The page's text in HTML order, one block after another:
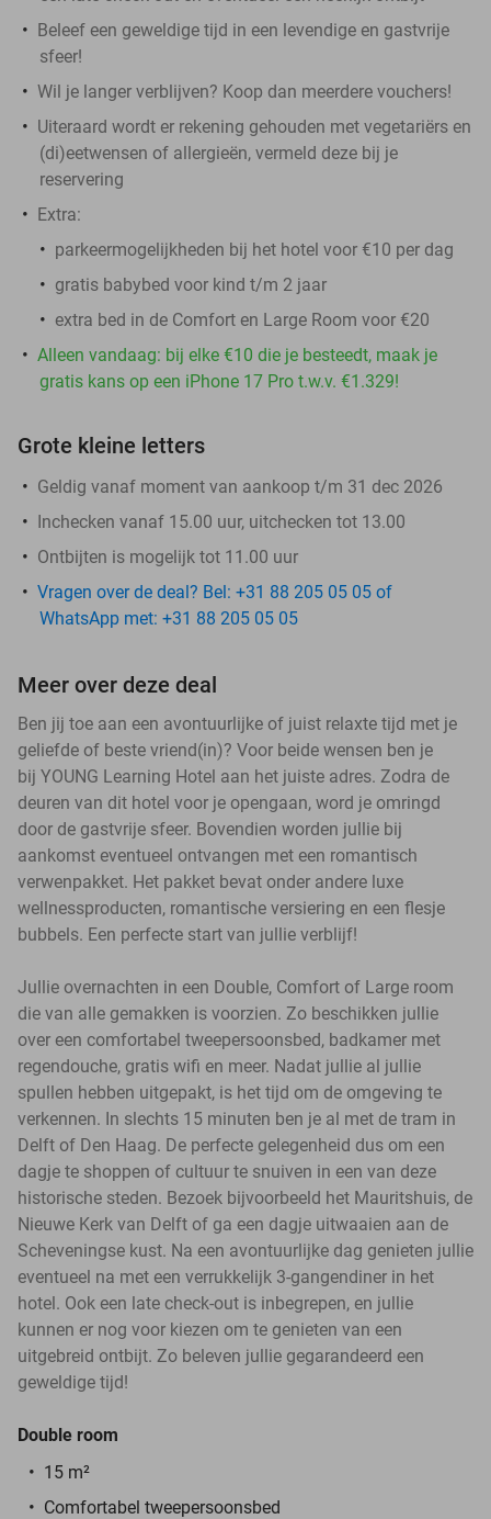
Beleef een geweldige tijd in een levendige en gastvrije
sfeer!
Wil je langer verblijven? Koop dan meerdere vouchers!
Uiteraard wordt er rekening gehouden met vegetariërs en
(di)eetwensen of allergieën, vermeld deze bij je
reservering
Extra:
parkeermogelijkheden bij het hotel voor €10 per dag
gratis babybed voor kind t/m 2 jaar
extra bed in de Comfort en Large Room voor €20
Alleen vandaag: bij elke €10 die je besteedt, maak je
gratis kans op een iPhone 17 Pro t.w.v. €1.329!
Grote kleine letters
Geldig vanaf moment van aankoop t/m 31 dec 2026
Inchecken vanaf 15.00 uur, uitchecken tot 13.00
Ontbijten is mogelijk tot 11.00 uur
Vragen over de deal? Bel: +31 88 205 05 05 of
WhatsApp met: +31 88 205 05 05
Meer over deze deal
Ben jij toe aan een avontuurlijke of juist relaxte tijd met je
geliefde of beste vriend(in)? Voor beide wensen ben je
bij YOUNG Learning Hotel aan het juiste adres. Zodra de
deuren van dit hotel voor je opengaan, word je omringd
door de gastvrije sfeer. Bovendien worden jullie bij
aankomst eventueel ontvangen met een romantisch
verwenpakket. Het pakket bevat onder andere luxe
wellnessproducten, romantische versiering en een flesje
bubbels. Een perfecte start van jullie verblijf!
Jullie overnachten in een Double, Comfort of Large room
die van alle gemakken is voorzien. Zo beschikken jullie
over een comfortabel tweepersoonsbed, badkamer met
regendouche, gratis wifi en meer. Nadat jullie al jullie
spullen hebben uitgepakt, is het tijd om de omgeving te
verkennen. In slechts 15 minuten ben je al met de tram in
Delft of Den Haag. De perfecte gelegenheid dus om een
dagje te shoppen of cultuur te snuiven in een van deze
historische steden. Bezoek bijvoorbeeld het Mauritshuis, de
Nieuwe Kerk van Delft of ga een dagje uitwaaien aan de
Scheveningse kust. Na een avontuurlijke dag genieten jullie
eventueel na met een verrukkelijk 3-gangendiner in het
hotel. Ook een late check-out is inbegrepen, en jullie
kunnen er nog voor kiezen om te genieten van een
uitgebreid ontbijt. Zo beleven jullie gegarandeerd een
geweldige tijd!
Double room
15 m²
Comfortabel tweepersoonsbed